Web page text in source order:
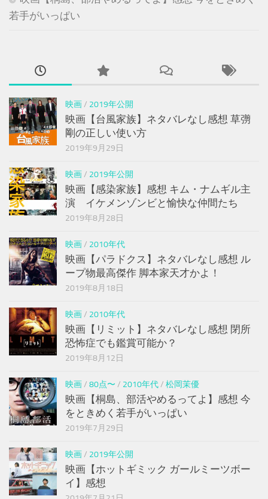
若手がいっぱい
映画/ 2019年公開
映画【台風家族】ネタバレなし感想 草彅
剛の正しい使い方
2019年9月29日
映画/ 2019年公開
映画【感染家族】感想 キム・ナムギル主
演 イケメンゾンビと愉快な仲間たち
2019年8月28日
映画/ 2010年代
映画【パラドクス】ネタバレなし感想 ル
ープ物最高傑作 脚本家天才かよ！
2019年8月18日
映画/ 2010年代
映画【リミット】ネタバレなし感想 閉所
恐怖症でも鑑賞可能か？
2019年8月12日
映画/ 80点〜 / 2010年代/ 松岡茉優
映画【桐島、部活やめるってよ】感想 今
をときめく若手がいっぱい
2019年7月29日
映画/ 2019年公開
映画【ホットギミック ガールミーツボー
イ】感想